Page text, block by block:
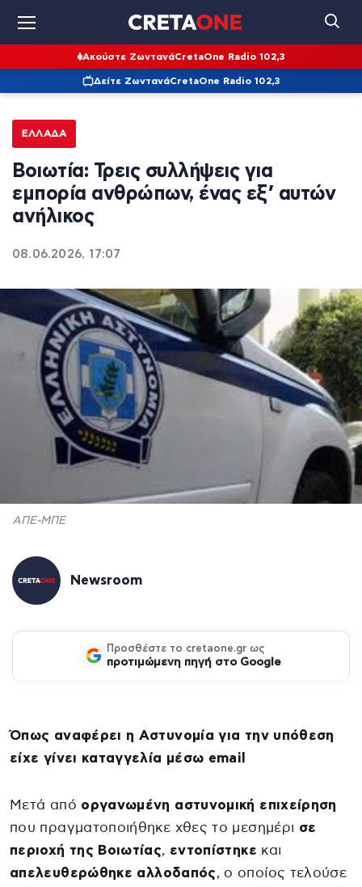
Ακούστε ΖωντανάCretaOne Radio 102,3
Δείτε ΖωντανάCretaOne Radio 102,3
ΕΛΛΆΔΑ
Βοιωτία: Τρεις συλλήψεις για
εμπορία ανθρώπων, ένας εξ’ αυτών
ανήλικος
08.06.2026, 17:07
ΑΠΕ-ΜΠΕ
Newsroom
Προσθέστε το cretaone.gr ως
προτιμώμενη πηγή στο Google
Όπως αναφέρει η Αστυνομία για την υπόθεση
είχε γίνει καταγγελία μέσω email
Μετά από οργανωμένη αστυνομική επιχείρηση
που πραγματοποιήθηκε χθες το μεσημέρι σε
περιοχή της Βοιωτίας, εντοπίστηκε και
απελευθερώθηκε αλλοδαπός, ο οποίος τελούσε